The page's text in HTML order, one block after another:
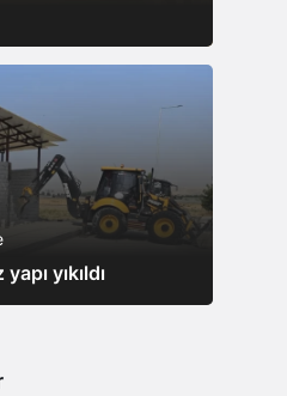
yıkıldı